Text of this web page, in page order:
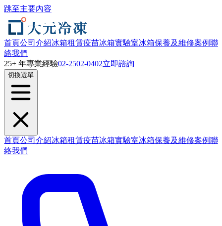
跳至主要內容
首頁公司介紹冰箱租賃疫苗冰箱實驗室冰箱保養及維修案例聯
絡我們
25+ 年專業經驗02-2502-0402立即諮詢
切換選單
首頁公司介紹冰箱租賃疫苗冰箱實驗室冰箱保養及維修案例聯
絡我們